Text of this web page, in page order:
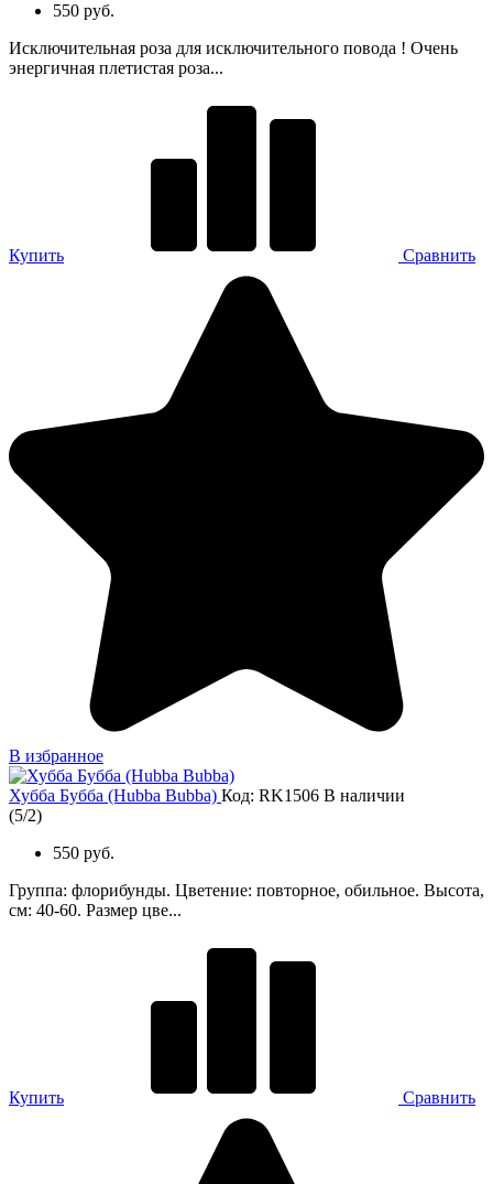
550 руб.
Исключительная роза для исключительного повода ! Очень
энергичная плетистая роза...
Купить Сравнить
В избранное
Хубба Бубба (Hubba Bubba) Код: RK1506 В наличии
(5/2)
550 руб.
Группа: флорибунды. Цветение: повторное, обильное. Высота,
см: 40-60. Размер цве...
Купить Сравнить